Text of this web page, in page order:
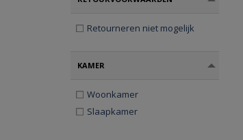
Retourneren niet mogelijk
KAMER
Woonkamer
Slaapkamer